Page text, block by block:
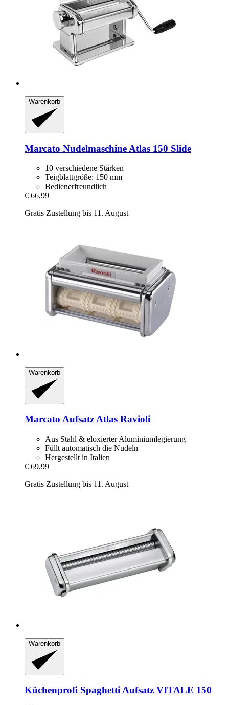
Warenkorb
Marcato Nudelmaschine Atlas 150 Slide
10 verschiedene Stärken
Teigblattgröße: 150 mm
Bedienerfreundlich
€ 66,99
Gratis Zustellung bis 11. August
Warenkorb
Marcato Aufsatz Atlas Ravioli
Aus Stahl & eloxierter Aluminiumlegierung
Füllt automatisch die Nudeln
Hergestellt in Italien
€ 69,99
Gratis Zustellung bis 11. August
Warenkorb
Küchenprofi Spaghetti Aufsatz VITALE 150